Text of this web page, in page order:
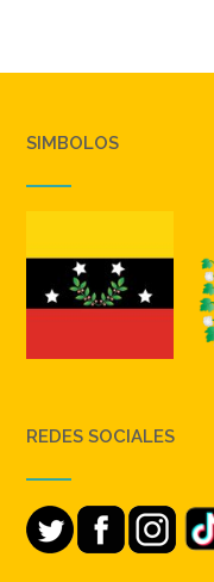
SIMBOLOS
REDES SOCIALES